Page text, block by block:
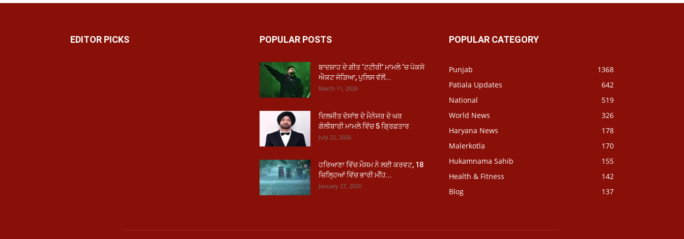
EDITOR PICKS POPULAR POSTS
ਬਾਦਸ਼ਾਹ ਦੇ ਗੀਤ ‘ਟਟੀਰੀ’ ਮਾਮਲੇ ‘ਚ ਪੋਕਸੋ
ਐਕਟ ਜੋੜਿਆ, ਪੁਲਿਸ ਵੱਲੋਂ...
March 11, 2026
ਦਿਲਜੀਤ ਦੋਸਾਂਝ ਦੇ ਮੈਨੇਜਰ ਦੇ ਘਰ
ਗੋਲੀਬਾਰੀ ਮਾਮਲੇ ਵਿੱਚ 5 ਗ੍ਰਿਫ਼ਤਾਰ
July 22, 2026
ਹਰਿਆਣਾ ਵਿੱਚ ਮੌਸਮ ਨੇ ਲਈ ਕਰਵਟ, 18
ਜ਼ਿਲ੍ਹਿਆਂ ਵਿੱਚ ਭਾਰੀ ਮੀਂਹ...
January 27, 2026
POPULAR CATEGORY
Punjab
1368
Patiala Updates
642
National
519
World News
326
Haryana News
178
Malerkotla
170
Hukamnama Sahib
155
Health & Fitness
142
Blog
137